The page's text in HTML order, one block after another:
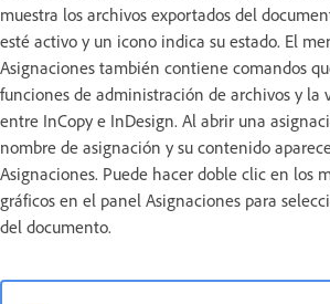
muestra los archivos exportados del
esté activo y un icono indica su estado. El
Asignaciones también contiene comandos
funciones de administración de archivos y la
entre InCopy e InDesign. Al abrir una
nombre de asignación y su contenido
Asignaciones. Puede hacer doble clic en los
gráficos en el panel Asignaciones para
del documento.